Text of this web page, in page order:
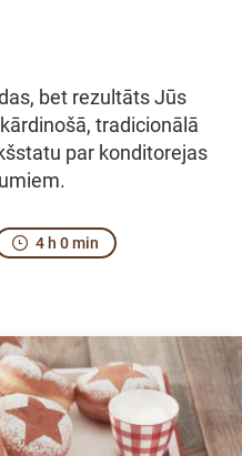
bet rezultāts Jūs
tradicionālā
par konditorejas
4 h 0 min